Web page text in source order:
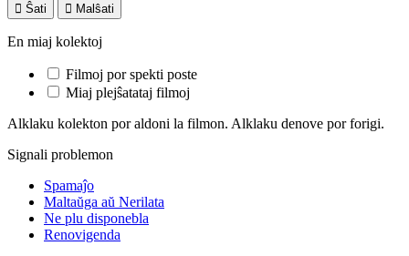
 Ŝati  Malŝati
En miaj kolektoj
Filmoj por spekti poste
Miaj plejŝatataj filmoj
Alklaku kolekton por aldoni la filmon. Alklaku denove por forigi.
Signali problemon
Spamaĵo
Maltaŭga aŭ Nerilata
Ne plu disponebla
Renovigenda